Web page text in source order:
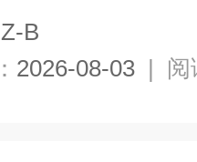
B
2026-08-03 | 阅